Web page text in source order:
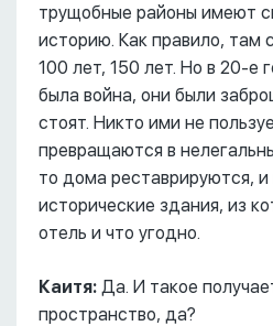
трущобные районы имеют
историю. Как правило, там
100 лет, 150 лет. Но в 20-е
была война, они были
стоят. Никто ими не
превращаются в
то дома реставрируются, и
исторические здания, из
отель и что угодно.
Каитя: Да. И такое
пространство, да?